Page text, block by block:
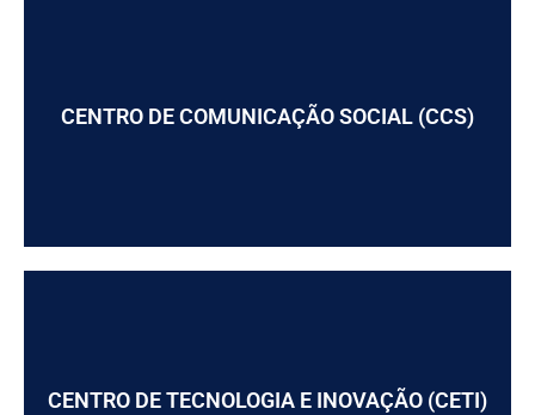
CENTRO DE COMUNICAÇÃO SOCIAL (CCS)
CENTRO DE TECNOLOGIA E INOVAÇÃO (CETI)